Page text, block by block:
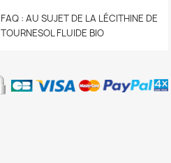
FAQ : AU SUJET DE LA LÉCITHINE DE
TOURNESOL FLUIDE BIO